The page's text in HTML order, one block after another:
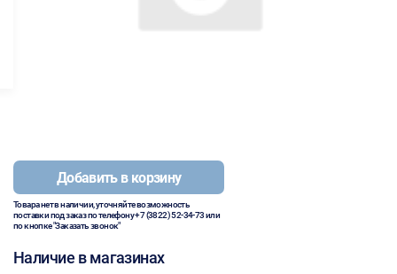
Добавить в корзину
Товара нет в наличии, уточняйте возможность
поставки под заказ по телефону+7 (3822) 52-34-73или
по кнопке "Заказать звонок"
Наличие в магазинах